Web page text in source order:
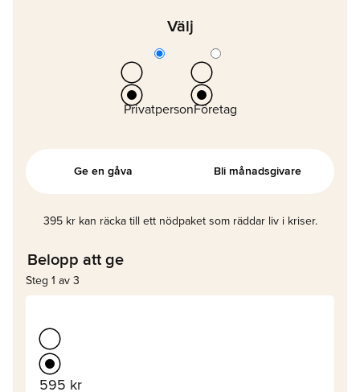
Välj
PrivatpersonFöretag
Ge en gåva Bli månadsgivare
395 kr kan räcka till ett nödpaket som räddar liv i kriser.
Belopp att ge
Steg 1 av 3
595 kr